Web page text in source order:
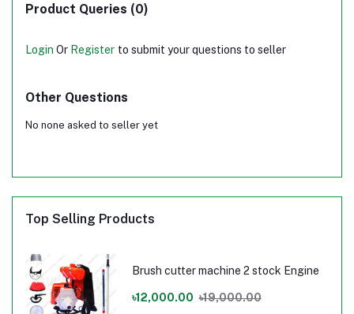
Product Queries (0)
Login Or Register to submit your questions to seller
Other Questions
No none asked to seller yet
Top Selling Products
Brush cutter machine 2 stock Engine
৳12,000.00 ৳19,000.00